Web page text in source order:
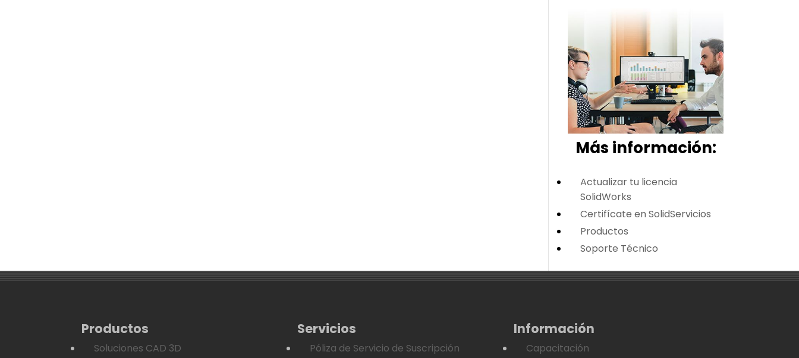
Más información:
Actualizar tu licencia
SolidWorks
Certifícate en SolidServicios
Productos
Soporte Técnico
Productos
Soluciones CAD 3D
Servicios
Póliza de Servicio de Suscripción
Información
Capacitación